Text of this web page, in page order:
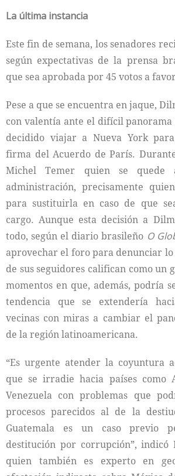
La última instancia
Este fin de semana, los senadores
según expectativas de la prensa
que sea aprobada por 45 votos a
Pese a que se encuentra en jaque,
con valentía ante el difícil
decidido viajar a Nueva York
firma del Acuerdo de París.
Michel Temer quien se
administración, precisamente
para sustituirla en caso de que
cargo. Aunque esta decisión a
todo, según el diario brasileño O
aprovechar el foro para denunciar
de sus seguidores califican como un
momentos en que, además, podría
tendencia que se extendería
vecinas con miras a cambiar el
de la región latinoamericana.
“Es urgente atender la coyuntura
que se irradie hacia países como
Venezuela con problemas que
procesos parecidos al de la
Guatemala es un caso previo
destitución por corrupción”, indicó
quien también es experto en